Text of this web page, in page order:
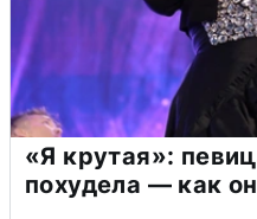
«Я крутая»:
похудела — как